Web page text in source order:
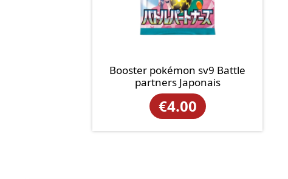
Booster pokémon sv9 Battle
partners Japonais
€4.00